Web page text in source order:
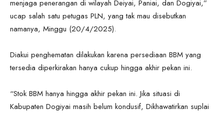
menjaga penerangan di wilayah Deiyai, Paniai, dan Dogiyai,”
ucap salah satu petugas PLN, yang tak mau disebutkan
namanya, Minggu (20/4/2025).
Diakui penghematan dilakukan karena persediaan BBM yang
tersedia diperkirakan hanya cukup hingga akhir pekan ini.
“Stok BBM hanya hingga akhir pekan ini. Jika situasi di
Kabupaten Dogiyai masih belum kondusif, Dikhawatirkan suplai